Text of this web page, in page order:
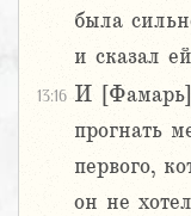
была
и сказал
13:16 И [Фамарь]
прогнать
первого,
он не